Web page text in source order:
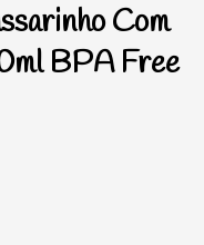
Com
BPA Free